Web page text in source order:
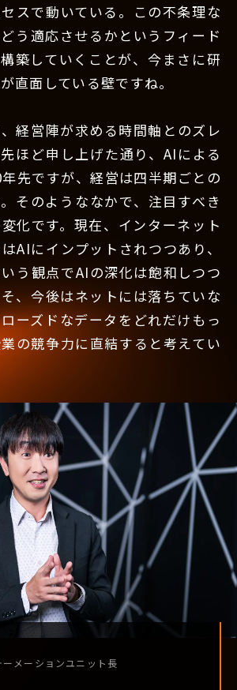
スで動いている。この不条理な
う適応させるかというフィード
築していくことが、今まさに研
直面している壁ですね。
、経営陣が求める時間軸とのズレ
ほど申し上げた通り、AIによる
先ですが、経営は四半期ごとの
そのようななかで、注目すべき
化です。現在、インターネット
AIにインプットされつつあり、
う観点でAIの深化は飽和しつつ
、今後はネットには落ちていな
ーズドなデータをどれだけもっ
の競争力に直結すると考えてい
ーメーションユニット長